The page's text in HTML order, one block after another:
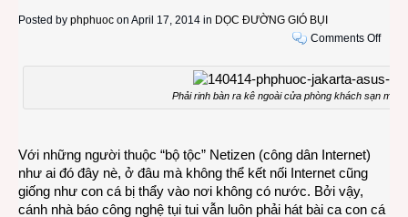
Posted by phphuoc on April 17, 2014 in DỌC ĐƯỜNG GIÓ BỤI
Comments Offon
Cỡi
ở
Phải rinh bàn ra kê ngoài cửa phòng khách sạn mới
Với những người thuộc “bộ tộc” Netizen (công dân Internet)
như ai đó đây nè, ở đâu mà không thể kết nối Internet cũng
giống như con cá bị thẩy vào nơi không có nước. Bởi vậy,
cánh nhà báo công nghệ tụi tui vẫn luôn phải hát bài ca con cá